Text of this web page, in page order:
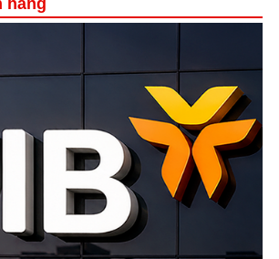
hàng